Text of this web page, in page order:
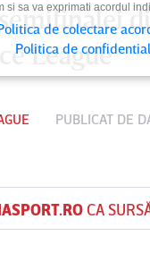
League
PUBLICAT DE
CA
si sa va exprimati acordul
de colectare
Politica de